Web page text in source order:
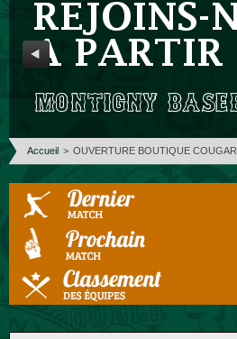
Accueil > OUVERTURE BOUTIQUE